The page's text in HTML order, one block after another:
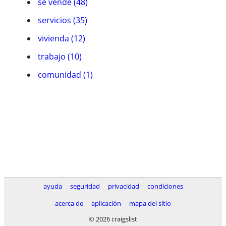
servicios (35)
vivienda (12)
trabajo (10)
comunidad (1)
ayuda seguridad privacidad
condiciones
acerca de
aplicación
mapa del sitio
© 2026 craigslist